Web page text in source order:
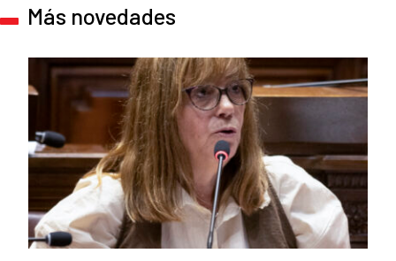
Más novedades